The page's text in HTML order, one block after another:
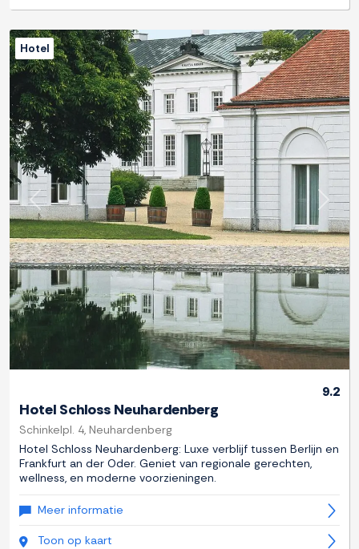
Previous Next
Hotel
9.2
Hotel Schloss Neuhardenberg
Schinkelpl. 4, Neuhardenberg
Hotel Schloss Neuhardenberg: Luxe verblijf tussen Berlijn en
Frankfurt an der Oder. Geniet van regionale gerechten,
wellness, en moderne voorzieningen.
Meer informatie
Toon op kaart